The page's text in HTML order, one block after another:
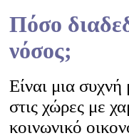
Πόσο
νόσος;
Είναι μια
στις χώρες με
κοινωνικό